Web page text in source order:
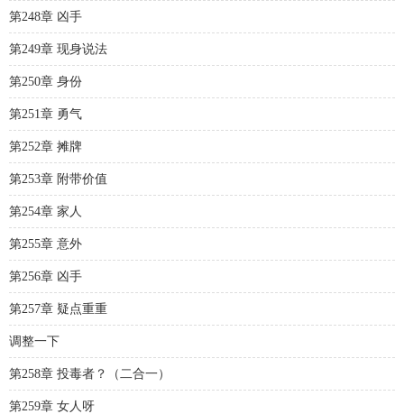
第248章 凶手
第249章 现身说法
第250章 身份
第251章 勇气
第252章 摊牌
第253章 附带价值
第254章 家人
第255章 意外
第256章 凶手
第257章 疑点重重
调整一下
第258章 投毒者？（二合一）
第259章 女人呀